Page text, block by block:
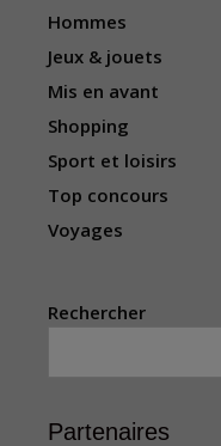
Hommes
Jeux & jouets
Mis en avant
Shopping
Sport et loisirs
Top concours
Voyages
Rechercher
Partenaires